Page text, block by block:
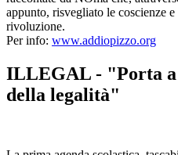
appunto, risvegliato le coscienze
rivoluzione.
Per info: www.addiopizzo.org
ILLEGAL - "Porta a
della legalità"